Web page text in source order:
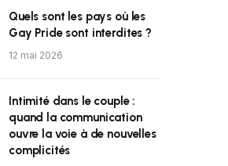
Quels sont les pays où les
Gay Pride sont interdites ?
12 mai 2026
Intimité dans le couple :
quand la communication
ouvre la voie à de nouvelles
complicités